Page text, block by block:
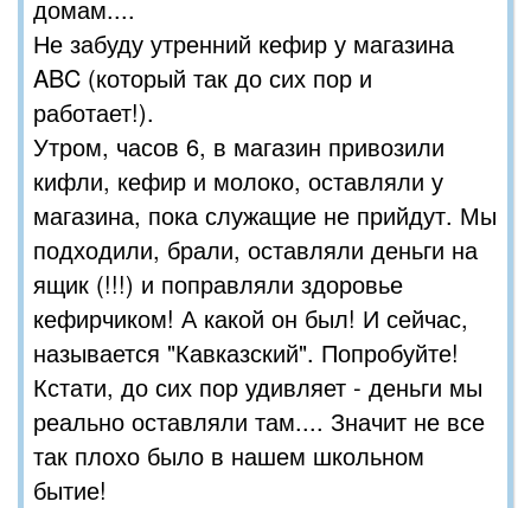
домам....
Не забуду утренний кефир у магазина
ABC (который так до сих пор и
работает!).
Утром, часов 6, в магазин привозили
кифли, кефир и молоко, оставляли у
магазина, пока служащие не прийдут. Мы
подходили, брали, оставляли деньги на
ящик (!!!) и поправляли здоровье
кефирчиком! А какой он был! И сейчас,
называется "Кавказский". Попробуйте!
Кстати, до сих пор удивляет - деньги мы
реально оставляли там.... Значит не все
так плохо было в нашем школьном
бытие!